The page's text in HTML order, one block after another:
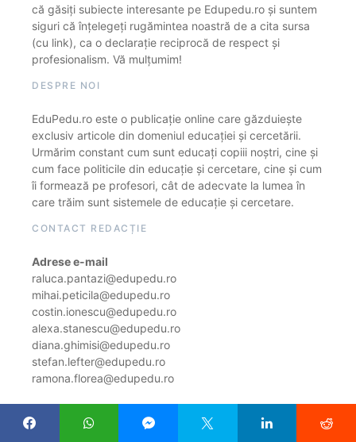
că găsiți subiecte interesante pe Edupedu.ro și suntem
siguri că înțelegeți rugămintea noastră de a cita sursa
(cu link), ca o declarație reciprocă de respect și
profesionalism. Vă mulțumim!
DESPRE NOI
EduPedu.ro este o publicație online care găzduiește
exclusiv articole din domeniul educației și cercetării.
Urmărim constant cum sunt educați copiii noștri, cine și
cum face politicile din educație și cercetare, cine și cum
îi formează pe profesori, cât de adecvate la lumea în
care trăim sunt sistemele de educație și cercetare.
CONTACT REDACȚIE
Adrese e-mail
raluca.pantazi@edupedu.ro
mihai.peticila@edupedu.ro
costin.ionescu@edupedu.ro
alexa.stanescu@edupedu.ro
diana.ghimisi@edupedu.ro
stefan.lefter@edupedu.ro
ramona.florea@edupedu.ro
personale prin intermediul site-ului